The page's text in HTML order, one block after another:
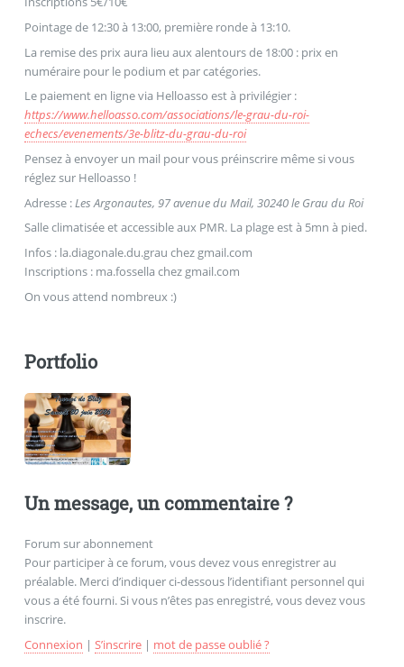
Pointage de 12:30 à 13:00, première ronde à 13:10.
La remise des prix aura lieu aux alentours de 18:00 : prix en
numéraire pour le podium et par catégories.
Le paiement en ligne via Helloasso est à privilégier :
https://www.helloasso.com/associations/le-grau-du-roi-
echecs/evenements/3e-blitz-du-grau-du-roi
Pensez à envoyer un mail pour vous préinscrire même si vous
réglez sur Helloasso !
Adresse :Les Argonautes, 97 avenue du Mail, 30240 le Grau du Roi
Salle climatisée et accessible aux PMR. La plage est à 5mn à pied.
Infos : la.diagonale.du.grau chez gmail.com
Inscriptions : ma.fossella chez gmail.com
On vous attend nombreux :)
Portfolio
Un message, un commentaire ?
Forum sur abonnement
Pour participer à ce forum, vous devez vous enregistrer au
préalable. Merci d’indiquer ci-dessous l’identifiant personnel qui
vous a été fourni. Si vous n’êtes pas enregistré, vous devez vous
inscrire.
Connexion | S’inscrire| mot de passe oublié ?